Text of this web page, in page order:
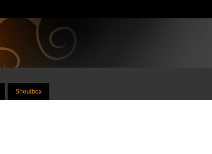
Shoutbox